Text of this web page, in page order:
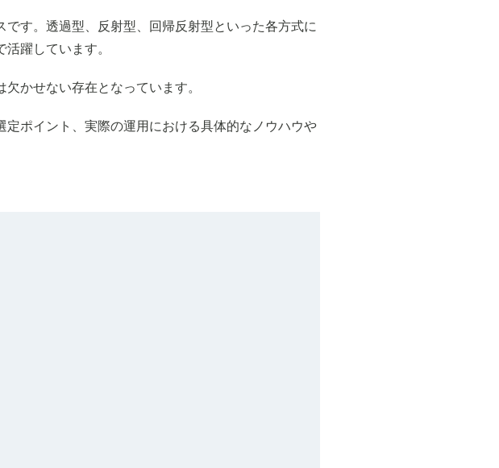
す。透過型、反射型、回帰反射型といった各方式に
躍しています。
かせない存在となっています。
ポイント、実際の運用における具体的なノウハウや